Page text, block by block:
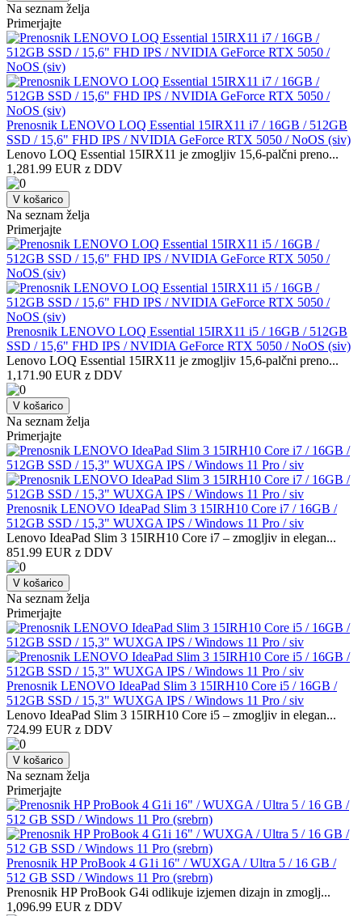
Na seznam želja
Primerjajte
Prenosnik LENOVO LOQ Essential 15IRX11 i7 / 16GB / 512GB
SSD / 15,6" FHD IPS / NVIDIA GeForce RTX 5050 / NoOS (siv)
Lenovo LOQ Essential 15IRX11 je zmogljiv 15,6-palčni preno...
1,281.99 EUR z DDV
V košarico
Na seznam želja
Primerjajte
Prenosnik LENOVO LOQ Essential 15IRX11 i5 / 16GB / 512GB
SSD / 15,6" FHD IPS / NVIDIA GeForce RTX 5050 / NoOS (siv)
Lenovo LOQ Essential 15IRX11 je zmogljiv 15,6-palčni preno...
1,171.90 EUR z DDV
V košarico
Na seznam želja
Primerjajte
Prenosnik LENOVO IdeaPad Slim 3 15IRH10 Core i7 / 16GB /
512GB SSD / 15,3" WUXGA IPS / Windows 11 Pro / siv
Lenovo IdeaPad Slim 3 15IRH10 Core i7 – zmogljiv in elegan...
851.99 EUR z DDV
V košarico
Na seznam želja
Primerjajte
Prenosnik LENOVO IdeaPad Slim 3 15IRH10 Core i5 / 16GB /
512GB SSD / 15,3" WUXGA IPS / Windows 11 Pro / siv
Lenovo IdeaPad Slim 3 15IRH10 Core i5 – zmogljiv in elegan...
724.99 EUR z DDV
V košarico
Na seznam želja
Primerjajte
Prenosnik HP ProBook 4 G1i 16" / WUXGA / Ultra 5 / 16 GB /
512 GB SSD / Windows 11 Pro (srebrn)
Prenosnik HP ProBook G4i odlikuje izjemen dizajn in zmoglj...
1,096.99 EUR z DDV